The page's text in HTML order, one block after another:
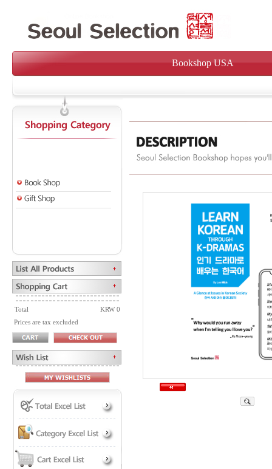
Bookshop USA
Total
KRW 0
Prices are tax excluded